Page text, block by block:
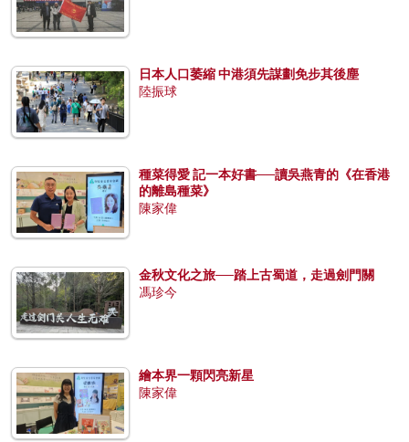
日本人口萎縮 中港須先謀劃免步其後塵
陸振球
種菜得愛 記一本好書──讀吳燕青的《在香港
的離島種菜》
陳家偉
金秋文化之旅──踏上古蜀道，走過劍門關
馮珍今
繪本界一顆閃亮新星
陳家偉